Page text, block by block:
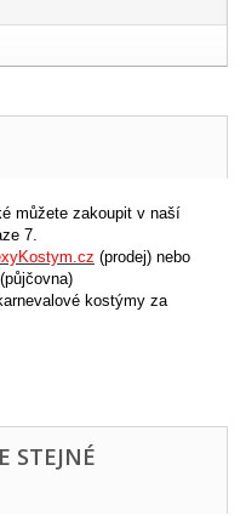
můžete zakoupit v naší
7.
(prodej) nebo
(půjčovna)
kostýmy za
STEJNÉ